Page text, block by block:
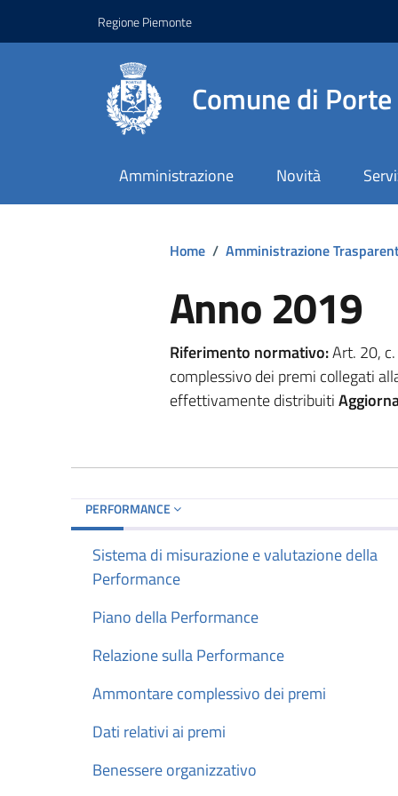
Regione Piemonte
Comune di Porte
Amministrazione Novità
Home / Amministrazione
Anno 2019
Riferimento normativo:Art. 20,
complessivo dei premi collegati
effettivamente distribuiti
PERFORMANCE
Sistema di misurazione e valutazione della
Performance
Piano della Performance
Relazione sulla Performance
Ammontare complessivo dei premi
Dati relativi ai premi
Benessere organizzativo